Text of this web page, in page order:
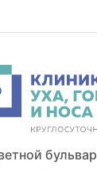
бульвар